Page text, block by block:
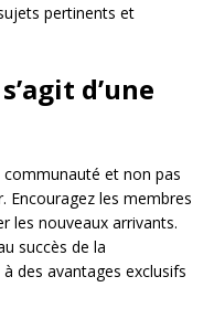
pertinents et
d’une
communauté et non pas
Encouragez les membres
les nouveaux arrivants.
succès de la
des avantages exclusifs